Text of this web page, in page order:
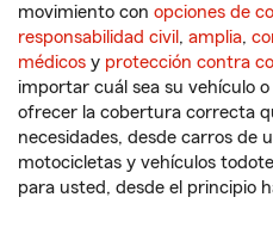
movimiento con opciones de
responsabilidad civil , amplia,
médicos y protección contra
importar cuál sea su vehículo
ofrecer la cobertura correcta
necesidades, desde carros de
motocicletas y vehículos
para usted, desde el principio